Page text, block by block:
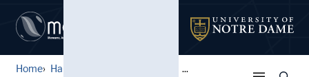
Home Harley L. McDevitt Inquisit...
...